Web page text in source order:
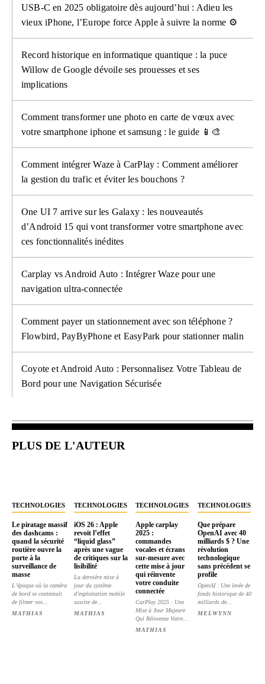
USB-C en 2025 obligatoire dès aujourd’hui : Adieu les
vieux iPhone, l’Europe force Apple à suivre la norme ⚙️
Record historique en informatique quantique : la puce
Willow de Google dévoile ses prouesses et ses
implications
Comment transformer une photo en carte de vœux avec
votre smartphone iphone et samsung : le guide 📱🎨
Comment intégrer Waze à CarPlay : Comment améliorer
la gestion du trafic et éviter les bouchons ?
One UI 7 arrive sur les Galaxy : les nouveautés
d’Android 15 qui vont transformer votre smartphone avec
ces fonctionnalités inédites
Carplay vs Android Auto : Intégrer Waze pour une
navigation ultra-connectée
Comment payer un stationnement avec son téléphone ?
Flowbird, PayByPhone et EasyPark pour stationner malin
Coyote et Android Auto : Personnalisez Votre Tableau de
Bord pour une Navigation Sécurisée
PLUS DE L'AUTEUR
TECHNOLOGIES
Le piratage massif
des dashcams :
quand la sécurité
routière ouvre la
porte à la
surveillance de
masse
L’époque où la caméra
de bord se contentait
de filmer vos...
MATHIAS
TECHNOLOGIES
iOS 26 : Apple
revoit l’effet
“liquid glass”
après une vague
de critiques sur la
lisibilité
La dernière mise à
jour du système
d’exploitation mobile
suscite de...
MATHIAS
TECHNOLOGIES
Apple carplay
2025 :
commandes
vocales et écrans
sur-mesure avec
cette mise à jour
qui réinvente
votre conduite
connectée
CarPlay 2025 : Une
Mise à Jour Majeure
Qui Réinvente Votre...
MATHIAS
TECHNOLOGIES
Que prépare
OpenAI avec 40
milliards $ ? Une
révolution
technologique
sans précédent se
profile
OpenAI : Une levée de
fonds historique de 40
milliards de...
MELWYNN